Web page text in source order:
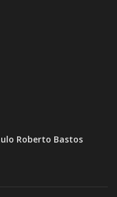
Roberto Bastos